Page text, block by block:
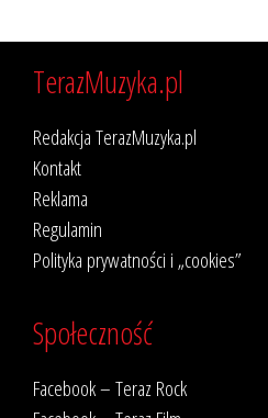
TerazMuzyka.pl
Redakcja TerazMuzyka.pl
Kontakt
Reklama
Regulamin
Polityka prywatności i „cookies”
Społeczność
Facebook – Teraz Rock